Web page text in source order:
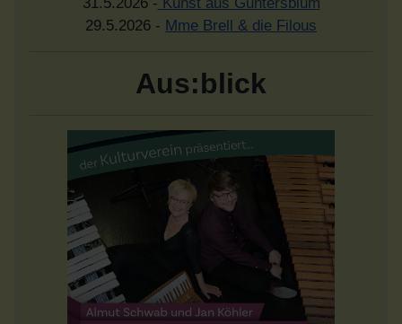
31.5.2026 - Kunst aus Guntersblum
29.5.2026 - Mme Brell & die Filous
Aus:blick